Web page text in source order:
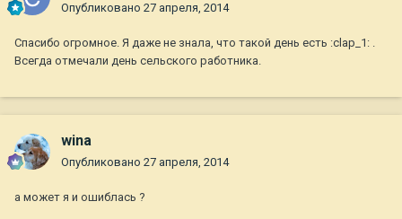
Опубликовано 27 апреля, 2014
Спасибо огромное. Я даже не знала, что такой день есть :clap_1: .
Всегда отмечали день сельского работника.
wina
Опубликовано 27 апреля, 2014
а может я и ошиблась ?